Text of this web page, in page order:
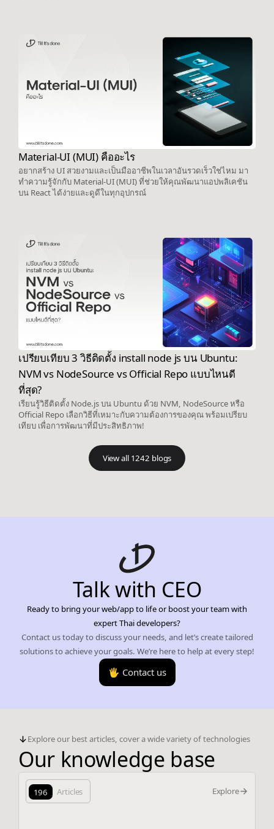
Material-UI (MUI) คืออะไร
อยากสร้าง UI สวยงามและเป็นมืออาชีพในเวลาอันรวดเร็วใช่ไหม มา
ทำความรู้จักกับ Material-UI (MUI) ที่ช่วยให้คุณพัฒนาแอปพลิเคชัน
บน React ได้ง่ายและดูดีในทุกอุปกรณ์
เปรียบเทียบ 3 วิธีติดตั้ง install node js บน Ubuntu:
NVM vs NodeSource vs Official Repo แบบไหนดี
ที่สุด?
เรียนรู้วิธีติดตั้ง Node.js บน Ubuntu ด้วย NVM, NodeSource หรือ
Official Repo เลือกวิธีที่เหมาะกับความต้องการของคุณ พร้อมเปรียบ
เทียบ เพื่อการพัฒนาที่มีประสิทธิภาพ!
View all 1242 blogs
Talk with CEO
Ready to bring your web/app to life or boost your team with
expert Thai developers?
Contact us today to discuss your needs, and let’s create tailored
solutions to achieve your goals. We’re here to help at every step!
🖐️ Contact us
Explore our best articles, cover a wide variety of technologies
Our knowledge base
196 Articles Explore